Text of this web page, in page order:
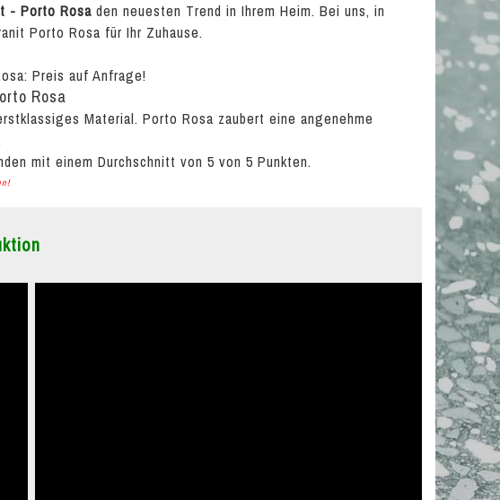
- Porto Rosa den neuesten Trend in Ihrem Heim. Bei uns, in
Porto Rosa für Ihr Zuhause.
Preis auf Anfrage!
Rosa
Material. Porto Rosa zaubert eine angenehme
mit einem Durchschnitt von 5 von 5 Punkten.